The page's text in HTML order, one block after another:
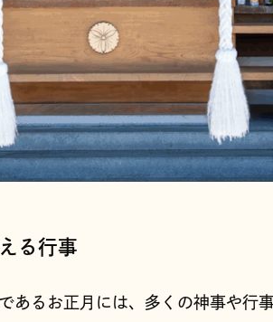
る行事
あるお正月には、多くの神事や行